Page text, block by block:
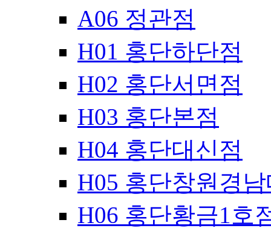
A06 정관점
H01 홍단하단점
H02 홍단서면점
H03 홍단본점
H04 홍단대신점
H05 홍단창원경
H06 홍단황금1호